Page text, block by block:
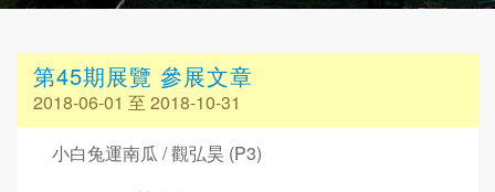
第45期展覽 參展文章
2018-06-01 至 2018-10-31
小白兔運南瓜 / 觀弘昊 (P3)